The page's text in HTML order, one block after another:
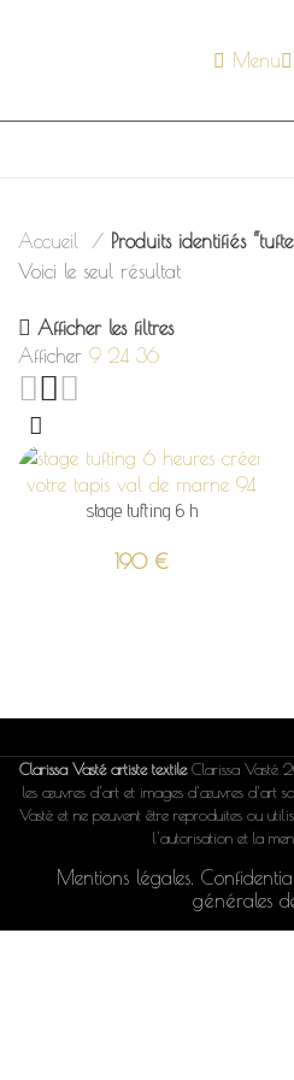
Menu
Accueil
Produits identifiés
Voici le seul résultat
Afficher les filtres
Afficher 9 24 36
stage tufting 6 h
190 €
Clarissa Vasté artiste textile Clarissa Vasté
les œuvres d'art et images d'œuvres d'art
Vasté et ne peuvent être reproduites ou
l'autorisation et la
Mentions légales.
générales